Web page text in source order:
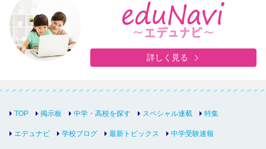
詳しく見る
TOP 掲示板 中学・高校を探す スペシャル連載 特集
エデュナビ 学校ブログ 最新トピックス 中学受験速報